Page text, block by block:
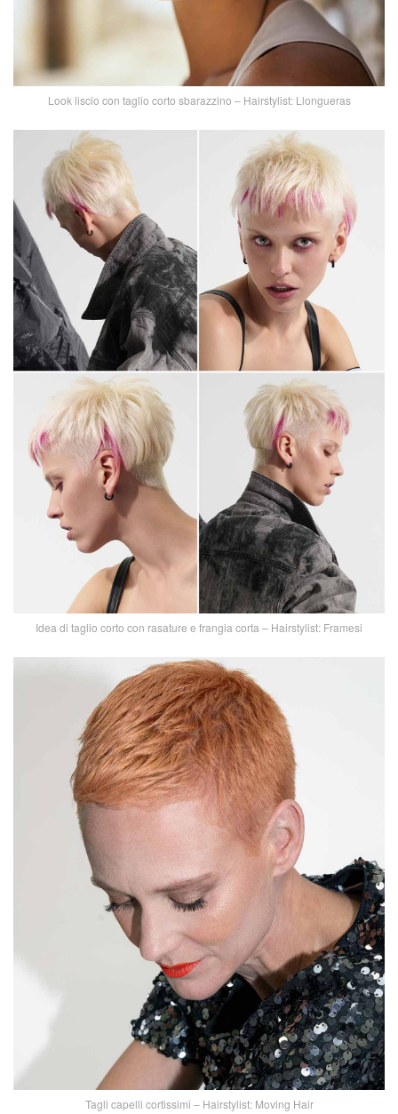
Look liscio con taglio corto sbarazzino – Hairstylist: Llongueras
Idea di taglio corto con rasature e frangia corta – Hairstylist: Framesi
Tagli capelli cortissimi – Hairstylist: Moving Hair